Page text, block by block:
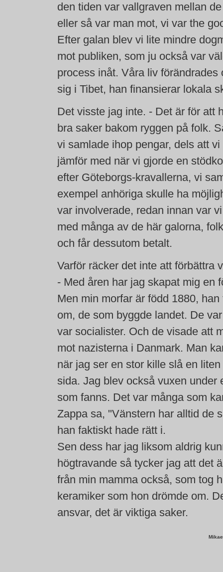
den tiden var vallgraven mellan
eller så var man mot, vi var the
Efter galan blev vi lite mindre
mot publiken, som ju också var
process inåt. Våra liv
sig i Tibet, han finansierar lokala
Det visste jag inte. - Det är för att
bra saker bakom ryggen på folk.
vi samlade ihop pengar, dels att
jämför med när vi gjorde en
efter Göteborgs-kravallerna, vi
exempel anhöriga skulle ha
var involverade, redan innan var
med många av de här galorna,
och får dessutom betalt.
Varför räcker det inte att förbättra
- Med åren har jag skapat mig en
Men min morfar är född 1880,
om, de som byggde landet. De
var socialister. Och de visade att
mot nazisterna i Danmark. Man
när jag ser en stor kille slå en
sida. Jag blev också vuxen under
som fanns. Det var många som
Zappa sa, "Vänstern har alltid de
han faktiskt hade rätt i.
Sen dess har jag liksom aldrig
högtravande så tycker jag att det
från min mamma också, som tog
keramiker som hon drömde om.
ansvar, det är viktiga saker.